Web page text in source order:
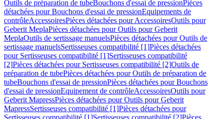
Outils de préparation de tubeBouchons d'essai de pressionPièces
détachées pour Bouchons d'essai de pressionEquipements de
contrôleAccessoiresPièces détachées pour AccessoiresOutils pour
Geberit MeplaPièces détachées pour Outils pour Geberit
MeplaOutils de sertissage manuelsPièces détachées pour Outils de
sertissage manuelsSertisseuses compatibilité [1]Pièces détachées
pour Sertisseuses compatibilité [1]Sertisseuses compatibilité
[2]Pièces détachées pour Sertisseuses compatibilité [2]Outils de
préparation de tubePièces détachées pour Outils de préparation de
tubeBouchons d'essai de pressionPièces détachées pour Bouchons
d'essai de pressionEquipement de contrôleAccessoiresOutils pour
Geberit MapressPièces détachées pour Outils pour Geberit
MapressSertisseuses compatibilité [1]Pièces détachées pour
Sertisseuses compatibilité [1]Sertisseuses compatibilité [2]Pièces